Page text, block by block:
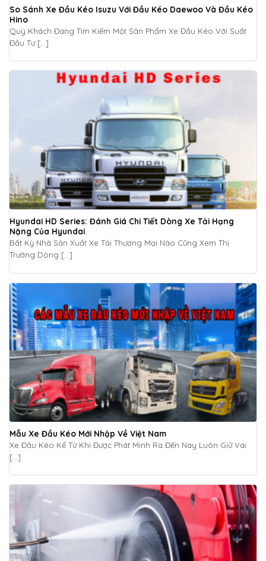
So Sánh Xe Đầu Kéo Isuzu Với Đầu Kéo Daewoo Và Đầu Kéo
Hino
Quý Khách Đang Tìm Kiếm Một Sản Phẩm Xe Đầu Kéo Với Suất
Đầu Tư [...]
Hyundai HD Series: Đánh Giá Chi Tiết Dòng Xe Tải Hạng
Nặng Của Hyundai
Bất Kỳ Nhà Sản Xuất Xe Tải Thương Mại Nào Cũng Xem Thị
Trường Dòng [...]
Mẫu Xe Đầu Kéo Mới Nhập Về Việt Nam
Xe Đầu Kéo Kể Từ Khi Được Phát Minh Ra Đến Nay Luôn Giữ Vai
[...]